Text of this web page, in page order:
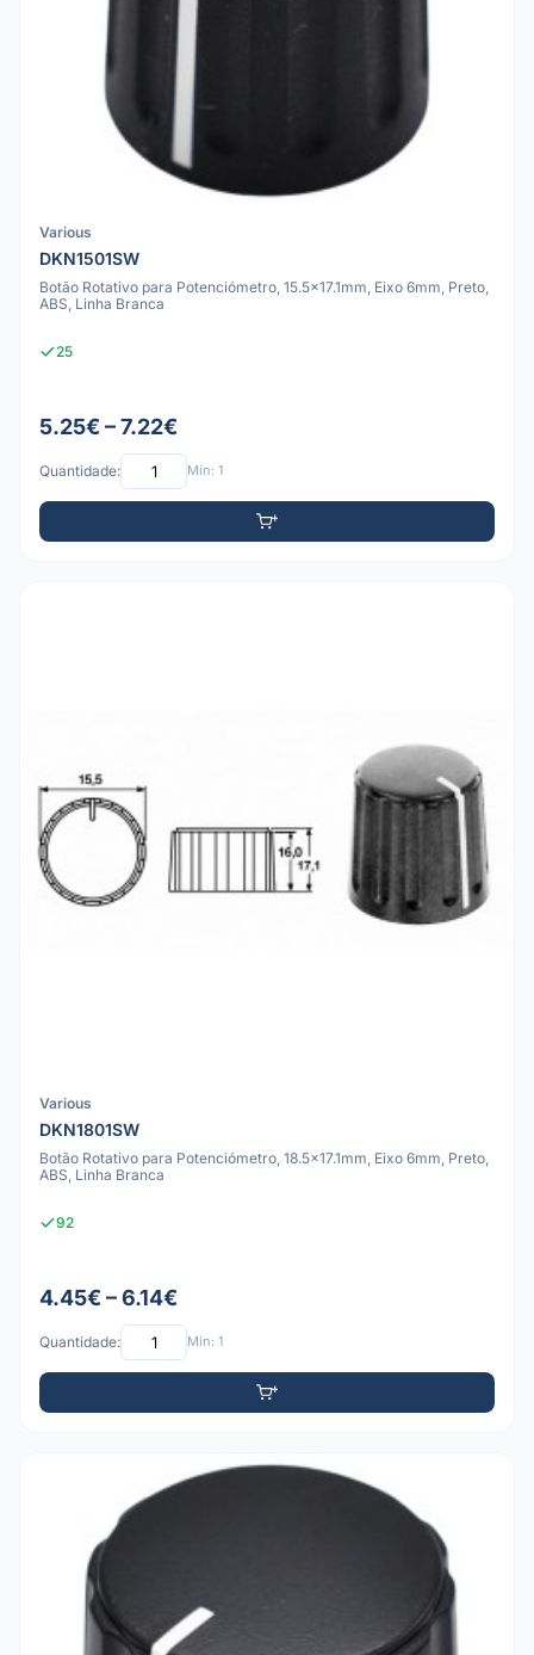
Various
DKN1501SW
Botão Rotativo para Potenciómetro, 15.5x17.1mm, Eixo 6mm, Preto,
ABS, Linha Branca
25
5.25€ – 7.22€
Quantidade: Mín: 1
Various
DKN1801SW
Botão Rotativo para Potenciómetro, 18.5x17.1mm, Eixo 6mm, Preto,
ABS, Linha Branca
92
4.45€ – 6.14€
Quantidade: Mín: 1